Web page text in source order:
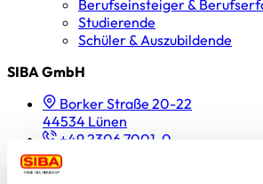
Berufseinsteiger &
Studierende
Schüler & Auszubildende
SIBA GmbH
Borker Straße 20-22
44534 Lünen
+49 2306 7001-0
info@siba.de